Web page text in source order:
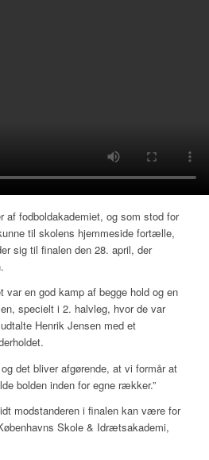
af fodboldakademiet, og som stod for
til skolens hjemmeside fortælle,
sig til finalen den 28. april, der
var en god kamp af begge hold og en
specielt i 2. halvleg, hvor de var
Henrik Jensen med et
det bliver afgørende, at vi formår at
bolden inden for egne rækker.”
modstanderen i finalen kan være for
Skole & Idrætsakademi,